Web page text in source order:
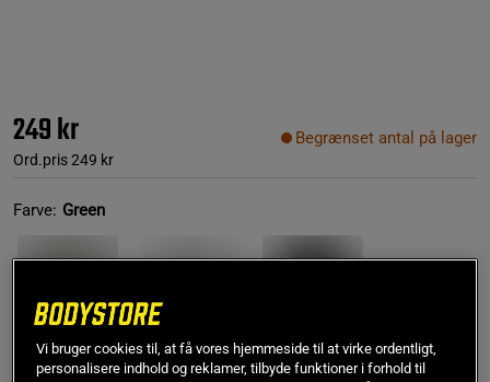
249 kr
Ord.pris249 kr
Begrænset antal på lager
Farve: Green
Vi bruger cookies til, at få vores hjemmeside til at virke ordentligt,
personalisere indhold og reklamer, tilbyde funktioner i forhold til